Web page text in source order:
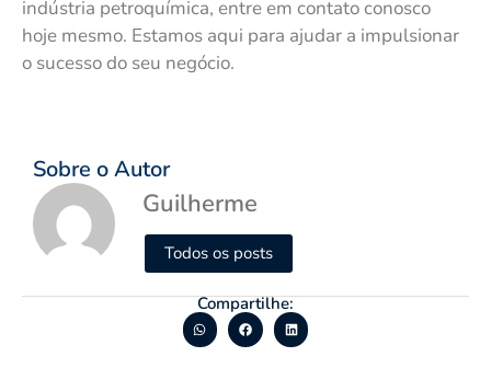
indústria petroquímica, entre em contato conosco
hoje mesmo. Estamos aqui para ajudar a impulsionar
o sucesso do seu negócio.
Sobre o Autor
Guilherme
Todos os posts
Compartilhe: